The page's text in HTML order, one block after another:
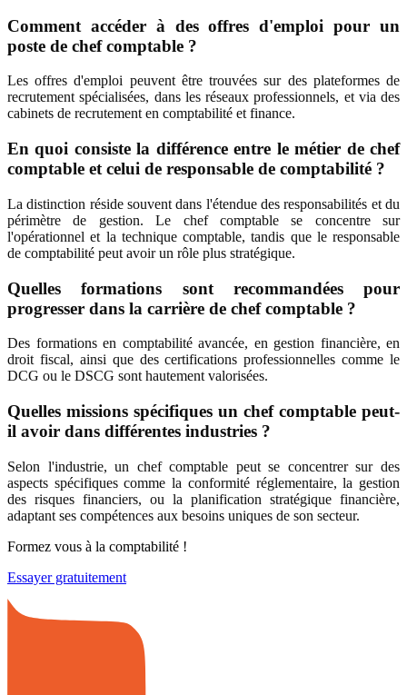
Comment accéder à des offres d'emploi pour un
poste de chef comptable ?
Les offres d'emploi peuvent être trouvées sur des plateformes de
recrutement spécialisées, dans les réseaux professionnels, et via des
cabinets de recrutement en comptabilité et finance.
En quoi consiste la différence entre le métier de chef
comptable et celui de responsable de comptabilité ?
La distinction réside souvent dans l'étendue des responsabilités et du
périmètre de gestion. Le chef comptable se concentre sur
l'opérationnel et la technique comptable, tandis que le responsable
de comptabilité peut avoir un rôle plus stratégique.
Quelles formations sont recommandées pour
progresser dans la carrière de chef comptable ?
Des formations en comptabilité avancée, en gestion financière, en
droit fiscal, ainsi que des certifications professionnelles comme le
DCG ou le DSCG sont hautement valorisées.
Quelles missions spécifiques un chef comptable peut-
il avoir dans différentes industries ?
Selon l'industrie, un chef comptable peut se concentrer sur des
aspects spécifiques comme la conformité réglementaire, la gestion
des risques financiers, ou la planification stratégique financière,
adaptant ses compétences aux besoins uniques de son secteur.
Formez vous à la comptabilité !
Essayer gratuitement